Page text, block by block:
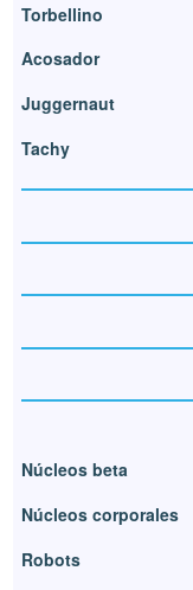
Torbellino
Acosador
Juggernaut
Tachy
Núcleos beta
Núcleos corporales
Robots